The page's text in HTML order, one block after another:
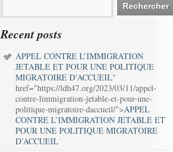
Recent posts
APPEL CONTRE L’IMMIGRATION
JETABLE ET POUR UNE POLITIQUE
MIGRATOIRE D’ACCUEIL"
href="https://ldh47.org/2023/03/11/appel-
contre-limmigration-jetable-et-pour-une-
politique-migratoire-daccueil/">APPEL
CONTRE L’IMMIGRATION JETABLE ET
POUR UNE POLITIQUE MIGRATOIRE
D’ACCUEIL